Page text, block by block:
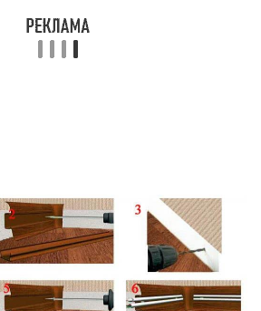
или пайки. Не перегибайте
в основе её лежит печатная
стену. В случае плохой
первый способ крепления.
качественно смонтирован,
лежит электрическая часть